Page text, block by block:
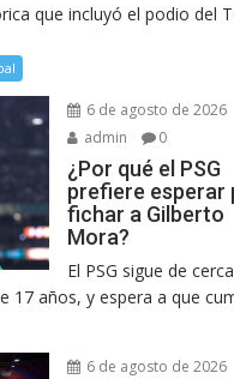
que incluyó el podio del
6 de agosto de 2026
admin
0
¿Por qué el PSG
prefiere esperar
fichar a Gilberto
Mora?
El PSG sigue de
17 años, y espera a que
6 de agosto de 2026